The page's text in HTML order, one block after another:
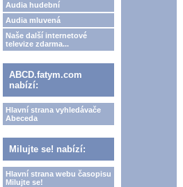
Audia hudební
Audia mluvená
Naše další internetové
televize zdarma...
ABCD.fatym.com
nabízí:
Hlavní strana vyhledávače
Abeceda
Milujte se! nabízí:
Hlavní strana webu časopisu
Milujte se!